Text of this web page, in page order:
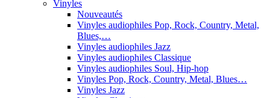
Vinyles
Nouveautés
Vinyles audiophiles Pop, Rock, Country, Metal,
Blues,…
Vinyles audiophiles Jazz
Vinyles audiophiles Classique
Vinyles audiophiles Soul, Hip-hop
Vinyles Pop, Rock, Country, Metal, Blues…
Vinyles Jazz